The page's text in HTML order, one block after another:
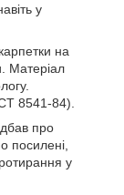
у
на
Матеріал
8541-84).
про
посилені,
у